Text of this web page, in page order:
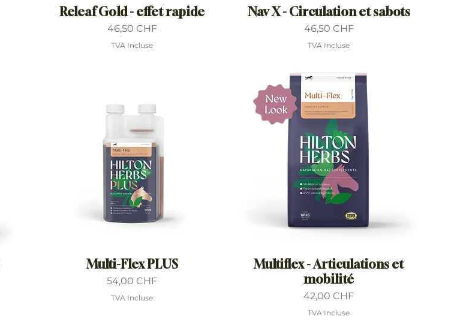
Releaf Gold - effet rapide
Prix
46,50 CHF
TVA Incluse
Nav X - Circulation et sabots
Prix
46,50 CHF
TVA Incluse
Multi-Flex PLUS
Prix
54,00 CHF
TVA Incluse
Multiflex - Articulations et
mobilité
Prix
42,00 CHF
TVA Incluse